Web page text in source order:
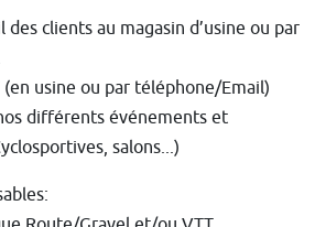
des clients au magasin d’usine ou par
(en usine ou par téléphone/Email)
différents événements et
salons...)